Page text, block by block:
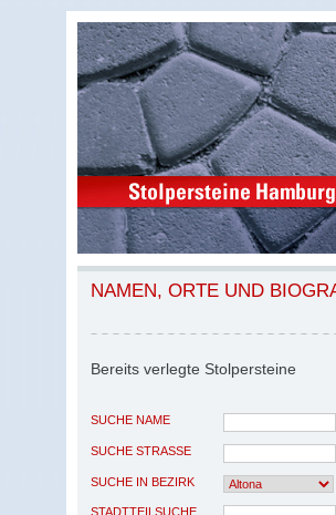
NAMEN, ORTE UND
Bereits verlegte Stolpersteine
SUCHE NAME
SUCHE STRASSE
SUCHE IN BEZIRK
STADTTEILSUCHE